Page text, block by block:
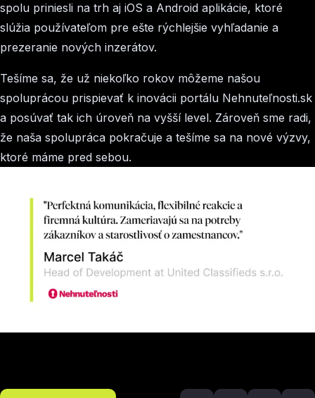
spolu priniesli na trh aj iOS a Android aplikácie, ktoré
slúžia používateľom pre ešte rýchlejšie vyhľadanie a
prezeranie nových inzerátov.
Tešíme sa, že už niekoľko rokov môžeme našou
spoluprácou prispievať k inovácii portálu Nehnuteľnosti.sk
a posúvať tak ich úroveň na vyšší level. Zároveň sme radi,
že naša spolupráca pokračuje a tešíme sa na nové výzvy,
ktoré máme pred sebou.